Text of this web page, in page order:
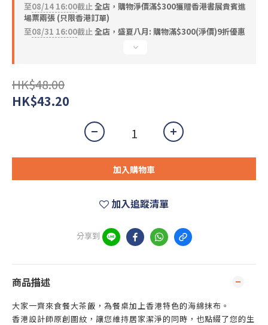
至08/14 16:00截止全店，購物淨價滿$300獲贈香港書展貴賓進
場票兩張 (只限香港訂單)
至08/31 16:00截止全店，盛夏八月: 購物滿$300(淨價)9折優惠
HK$48.00
HK$43.20
加入購物車
加入追蹤清單
分享到
商品描述
大家一齊來食餐大茶飯，為餐桌加上香港特色的海綿抹布。
香港設計師原創圖紋，讓您維持居家潔淨的同時，也點綴了您的生